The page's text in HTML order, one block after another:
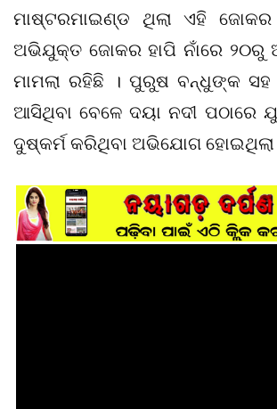
ମାଷ୍ଟରମାଇଣ୍ଡ ଥିଲା ଏହି
ଅଭିଯୁକ୍ତ ଜୋକର ହାପି ନାଁରେ ୨୦ରୁ
ମାମଲା ରହିଛି । ପୁରୁଷ ବନ୍ଧୁଙ୍କ
ଆସିଥିବା ବେଳେ ଦୟା ନଦୀ ପଠାରେ
ଦୁଷ୍କର୍ମ କରିଥିବା ଅଭିଯୋଗ ହୋଇଥିଲା